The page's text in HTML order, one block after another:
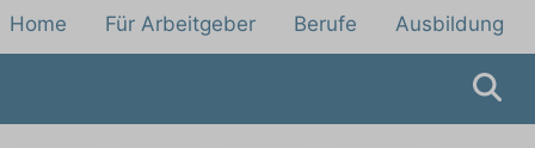
Home Für Arbeitgeber Berufe Ausbildung